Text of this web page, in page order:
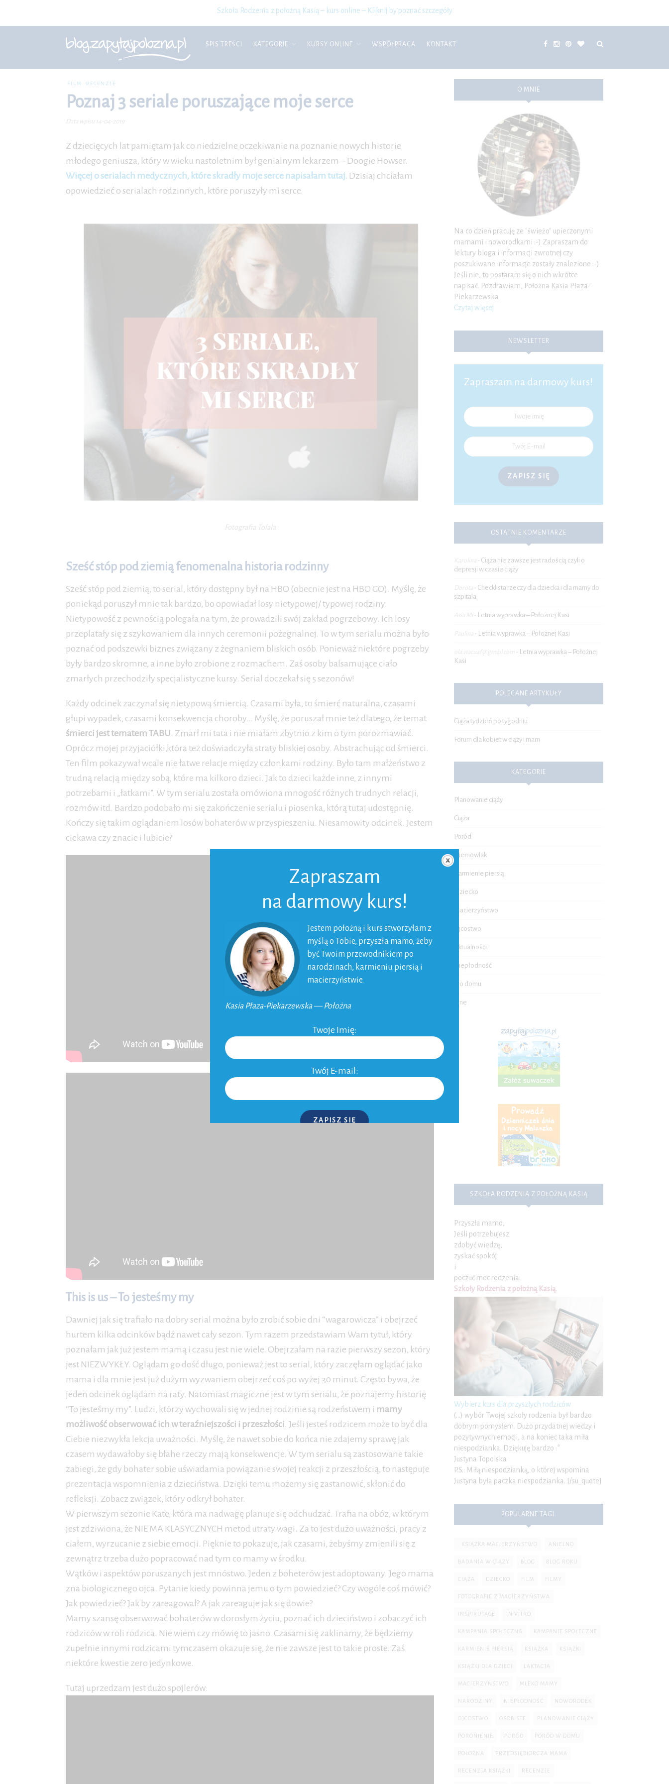
Szkoła Rodzenia z położną Kasią – kurs online – Kliknij by poznać szczegóły
SPIS TREŚCI KATEGORIE KURSY ONLINE WSPÓŁPRACA KONTAKT
FILM RECENZJE
Poznaj 3 seriale poruszające moje serce
Data wpisu 14-04-2019
Z dziecięcych lat pamiętam jak co niedzielne oczekiwanie na poznanie nowych historie
młodego geniusza, który w wieku nastoletnim był genialnym lekarzem – Doogie Howser.
Więcej o serialach medycznych, które skradły moje serce napisałam tutaj. Dzisiaj chciałam
opowiedzieć o serialach rodzinnych, które poruszyły mi serce.
Fotografia Tolala
Sześć stóp pod ziemią fenomenalna historia rodzinny
Sześć stóp pod ziemią, to serial, który dostępny był na HBO (obecnie jest na HBO GO). Myślę, że
poniekąd poruszył mnie tak bardzo, bo opowiadał losy nietypowej/ typowej rodziny.
Nietypowość z pewnością polegała na tym, że prowadzili swój zakład pogrzebowy. Ich losy
przeplatały się z szykowaniem dla innych ceremonii pożegnalnej. To w tym serialu można było
poznać od podszewki biznes związany z żegnaniem bliskich osób. Ponieważ niektóre pogrzeby
były bardzo skromne, a inne było zrobione z rozmachem. Zaś osoby balsamujące ciało
zmarłych przechodziły specjalistyczne kursy. Serial doczekał się 5 sezonów!
Każdy odcinek zaczynał się nietypową śmiercią. Czasami była, to śmierć naturalna, czasami
głupi wypadek, czasami konsekwencja choroby… Myślę, że poruszał mnie też dlatego, że temat
śmierci jest tematem TABU. Zmarł mi tata i nie miałam zbytnio z kim o tym porozmawiać.
Oprócz mojej przyjaciółki,która też doświadczyła straty bliskiej osoby. Abstrachując od śmierci.
Ten film pokazywał wcale nie łatwe relacje między członkami rodziny. Było tam małżeństwo z
trudną relacją między sobą, które ma kilkoro dzieci. Jak to dzieci każde inne, z innymi
potrzebami i „łatkami”. W tym serialu została omówiona mnogość różnych trudnych relacji,
rozmów itd. Bardzo podobało mi się zakończenie serialu i piosenka, którą tutaj udostępnię.
Kończy się takim oglądaniem losów bohaterów w przyspieszeniu. Niesamowity odcinek. Jestem
ciekawa czy znacie i lubicie?
This is us – To jesteśmy my
Dawniej jak się trafiało na dobry serial można było zrobić sobie dni “wagarowicza” i obejrzeć
hurtem kilka odcinków bądź nawet cały sezon. Tym razem przedstawiam Wam tytuł, który
poznałam jak już jestem mamą i czasu jest nie wiele. Obejrzałam na razie pierwszy sezon, który
jest NIEZWYKŁY. Oglądam go dość długo, ponieważ jest to serial, który zaczęłam oglądać jako
mama i dla mnie jest już dużym wyzwaniem obejrzeć coś po wyżej 30 minut. Często bywa, że
jeden odcinek oglądam na raty. Natomiast magiczne jest w tym serialu, że poznajemy historię
“To jesteśmy my”. Ludzi, którzy wychowali się w jednej rodzinie są rodzeństwem i mamy
możliwość obserwować ich w teraźniejszości i przeszłości. Jeśli jesteś rodzicem może to być dla
Ciebie niezwykła lekcja uważności. Myślę, że nawet sobie do końca nie zdajemy sprawę jak
czasem wydawałoby się błahe rzeczy mają konsekwencje. W tym serialu są zastosowane takie
zabiegi, że gdy bohater sobie uświadamia powiązanie swojej reakcji z przeszłością, to następuje
prezentacja wspomnienia z dzieciństwa. Dzięki temu możemy się zastanowić, skłonić do
refleksji. Zobacz związek, który odkrył bohater.
W pierwszym sezonie Kate, która ma nadwagę planuje się odchudzać. Trafia na obóz, w którym
jest zdziwiona, że NIE MA KLASYCZNYCH metod utraty wagi. Za to jest dużo uważności, pracy z
ciałem, wyrzucanie z siebie emocji. Pięknie to pokazuje, jak czasami, żebyśmy zmienili się z
zewnątrz trzeba dużo popracować nad tym co mamy w środku.
Wątków i aspektów poruszanych jest mnóstwo. Jeden z boheterów jest adoptowany. Jego mama
zna biologicznego ojca. Pytanie kiedy powinna jemu o tym powiedzieć? Czy wogóle coś mówić?
Jak powiedzieć? Jak by zareagował? A jak zareaguje jak się dowie?
Mamy szansę obserwować bohaterów w dorosłym życiu, poznać ich dzieciństwo i zobaczyć ich
rodziców w roli rodzica. Nie wiem czy mówię to jasno. Czasami się zaklinamy, że będziemy
zupełnie innymi rodzicami tymczasem okazuje się, że nie zawsze jest to takie proste. Zaś
niektóre kwestie zero jedynkowe.
Tutaj uprzedzam jest dużo spojlerów:
O MNIE
Na co dzień pracuję ze "świeżo" upieczonymi
mamami i noworodkami :-) Zapraszam do
lektury bloga i informacji zwrotnej czy
poszukiwane informacje zostały znalezione :-)
Jeśli nie, to postaram się o nich wkrótce
napisać. Pozdrawiam, Położna Kasia Płaza-
Piekarzewska
Czytaj więcej
NEWSLETTER
Zapraszam na darmowy kurs!
ZAPISZ SIĘ
OSTATNIE KOMENTARZE
Karolina - Ciąża nie zawsze jest radością czyli o
depresji w czasie ciąży
Dorota - Checklista rzeczy dla dziecka i dla mamy do
szpitala
Asia Mi - Letnia wyprawka – Położnej Kasi
Paulina - Letnia wyprawka – Położnej Kasi
ola.wacuaf@gmail.com - Letnia wyprawka – Położnej
Kasi
POLECANE ARTYKUŁY
Ciąża tydzień po tygodniu
Forum dla kobiet w ciąży i mam
KATEGORIE
Planowanie ciąży
Ciąża
Poród
Niemowlak
Karmienie piersią
Dziecko
Macierzyństwo
Ojcostwo
Aktualności
Niepłodność
Do domu
Inne
SZKOŁA RODZENIA Z POŁOŻNĄ KASIĄ
Przyszła mamo,
Jeśli potrzebujesz
zdobyć wiedzę,
zyskać spokój
i
poczuć moc rodzenia.
Szkoły Rodzenia z położną Kasią.
Wybierz kurs dla przyszłych rodziców
(…) wybór Twojej szkoły rodzenia był bardzo
dobrym pomysłem. Dużo przydatnej wiedzy i
pozytywnych emocji, a na koniec taka miła
niespodzianka. Dziękuję bardzo :*
Justyna Topolska
P.S.: Miłą niespodzianką, o której wspomina
Justyna była paczka niespodzianka. [/su_quote]
POPULARNE TAGI:
. KSIĄŻKA MACIERZYŃSTWO ANIELNO
BADANIA W CIĄŻY BLOG BLOG ROKU
CIĄŻA DZIECKO FILM FILMY
FOTOGRAFIE Z MACIERZYŃSTWA
INSPIRUJĄCE IN VITRO
KAMPANIA SPOŁECZNA KAMPANIE SPOŁECZNE
KARMIENIE PIERSIĄ KSIĄŻKA KSIĄŻKI
KSIĄŻKI DLA DZIECI LAKTACJA
MACIERZYŃSTWO MLEKO MAMY
NARODZINY NIEPŁODNOŚĆ NOWORODEK
OJCOSTWO OSOBISTE PLANOWANIE CIĄŻY
PORONIENIE PORÓD PORÓD W DOMU
POŁOŻNA PRZEDSIĘBIORCZA MAMA
RECENZJA KSIĄŻKI RECENZJE
Zapraszam
na darmowy kurs!
Jestem położną i kurs stworzyłam z
myślą o Tobie, przyszła mamo, żeby
być Twoim przewodnikiem po
narodzinach, karmieniu piersią i
macierzyństwie.
Kasia Płaza-Piekarzewska — Położna
Twoje Imię:
Twój E-mail:
ZAPISZ SIĘ